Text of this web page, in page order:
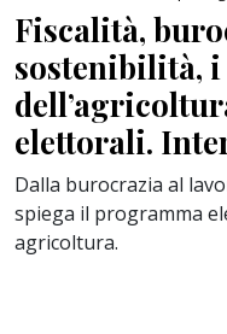
Fiscalità,
sostenibilità,
elettorali.
Dalla burocrazia al
spiega il programma
agricoltura.